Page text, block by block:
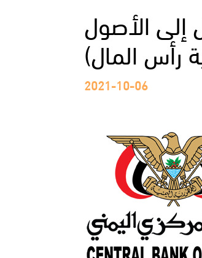
إلى الأصول
رأس المال)
2021-10-06